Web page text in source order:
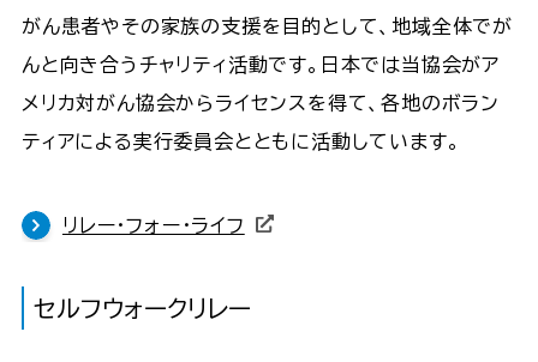
がん患者やその家族の支援を目的として、地域全体でが
んと向き合うチャリティ活動です。日本では当協会がア
メリカ対がん協会からライセンスを得て、各地のボラン
ティアによる実行委員会とともに活動しています。
リレー・フォー・ライフ
セルフウォークリレー